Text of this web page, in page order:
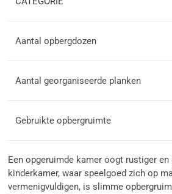
Aantal opbergdozen
Aantal georganiseerde planken
Gebruikte opbergruimte
Een opgeruimde kamer oogt rustiger en
kinderkamer, waar speelgoed zich op
vermenigvuldigen, is slimme